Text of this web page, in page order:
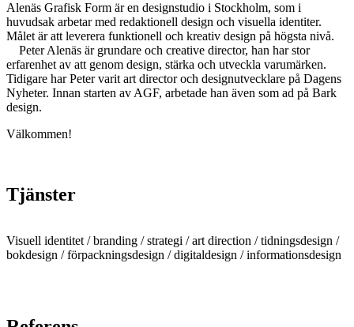
Alenäs Grafisk Form är en designstudio i Stockholm, som i
huvudsak arbetar med redaktionell design och visuella identiter.
Målet är att leverera funktionell och kreativ design på högsta nivå.
Peter Alenäs är grundare och creative director, han har stor
erfarenhet av att genom design, stärka och utveckla varumärken.
Tidigare har Peter varit art director och designutvecklare på Dagens
Nyheter. Innan starten av AGF, arbetade han även som ad på Bark
design.
Välkommen!
Tjänster
Visuell identitet / branding / strategi / art direction / tidningsdesign /
bokdesign / förpacknings­design / digitaldesign / informationsdesign